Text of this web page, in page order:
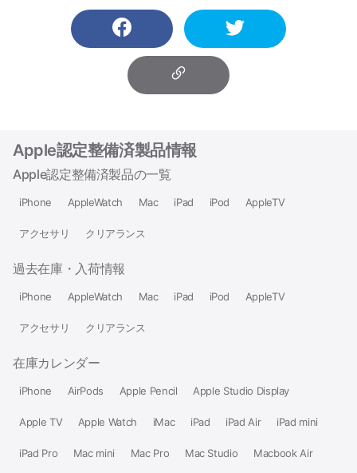
Apple認定整備済製品情報
Apple認定整備済製品の一覧
iPhone AppleWatch Mac iPad iPod AppleTV
アクセサリ クリアランス
過去在庫・入荷情報
iPhone AppleWatch Mac iPad iPod AppleTV
アクセサリ クリアランス
在庫カレンダー
iPhone AirPods Apple Pencil Apple Studio Display
Apple TV Apple Watch iMac iPad iPad Air iPad mini
iPad Pro Mac mini Mac Pro Mac Studio Macbook Air